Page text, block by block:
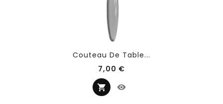
Couteau De Table...
7,00 €